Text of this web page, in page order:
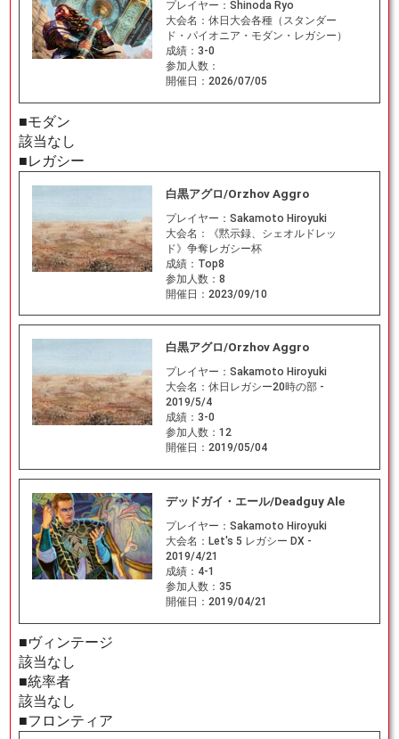
プレイヤー： Shinoda Ryo
大会名： 休日大会各種（スタンダー
ド・パイオニア・モダン・レガシー）
成績： 3-0
参加人数：
開催日： 2026/07/05
■モダン
該当なし
■レガシー
白黒アグロ/Orzhov Aggro
プレイヤー： Sakamoto Hiroyuki
大会名：
《黙示録、シェオルドレッ
ド》争奪レガシー杯
成績： Top8
参加人数： 8
開催日： 2023/09/10
白黒アグロ/Orzhov Aggro
プレイヤー： Sakamoto Hiroyuki
大会名： 休日レガシー20時の部 -
2019/5/4
成績： 3-0
参加人数： 12
開催日： 2019/05/04
デッドガイ・エール/Deadguy Ale
プレイヤー： Sakamoto Hiroyuki
大会名： Let's 5 レガシー DX -
2019/4/21
成績： 4-1
参加人数： 35
開催日： 2019/04/21
■ヴィンテージ
該当なし
■統率者
該当なし
■フロンティア